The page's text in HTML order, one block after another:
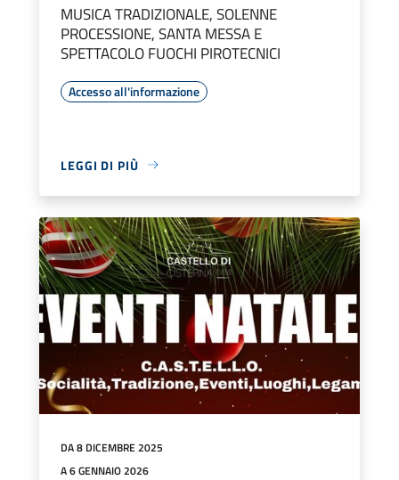
MUSICA TRADIZIONALE, SOLENNE
PROCESSIONE, SANTA MESSA E
SPETTACOLO FUOCHI PIROTECNICI
Accesso all'informazione
LEGGI DI PIÙ
DA 8 DICEMBRE 2025
A 6 GENNAIO 2026